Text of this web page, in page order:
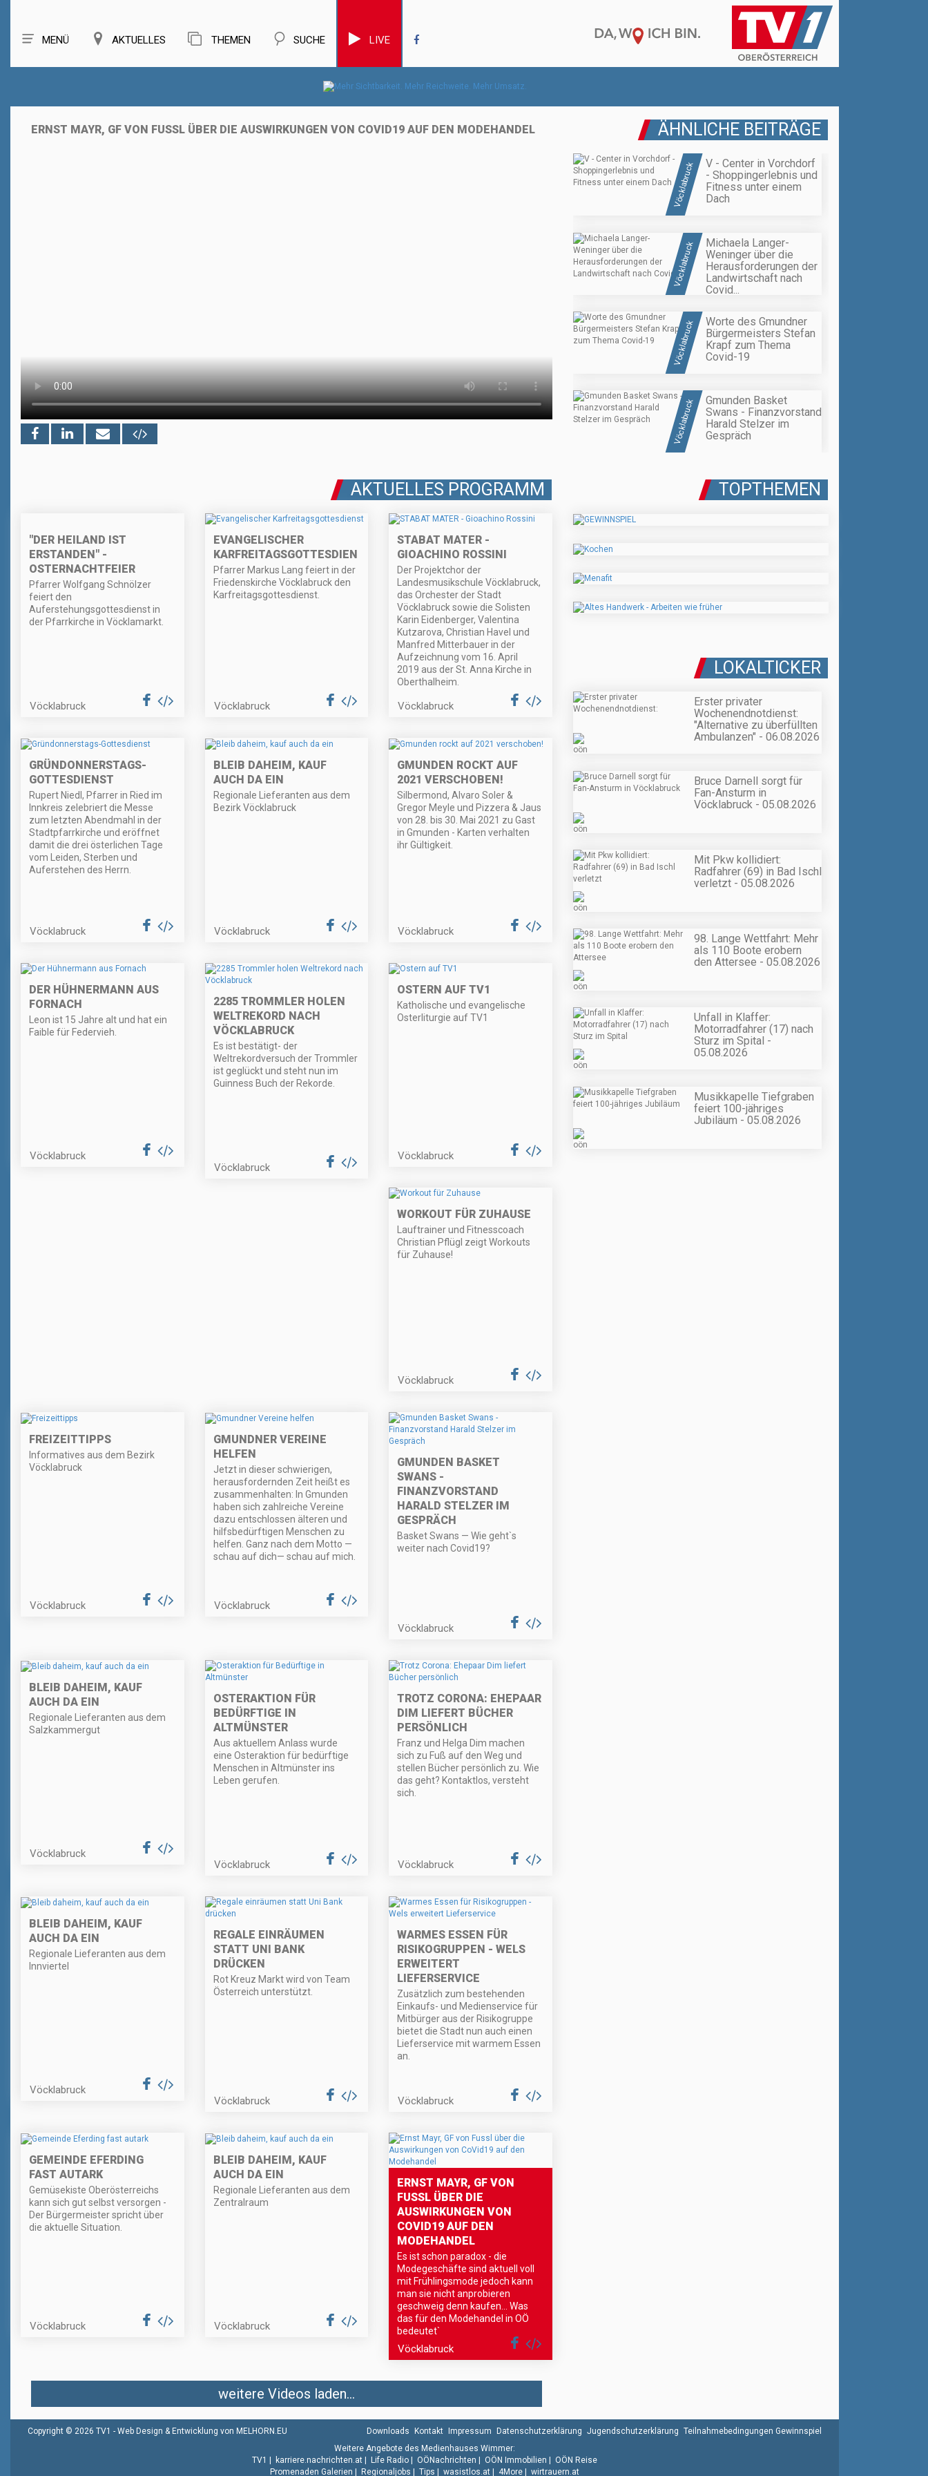
MENÜ AKTUELLES THEMEN SUCHE LIVE
ERNST MAYR, GF VON FUSSL ÜBER DIE AUSWIRKUNGEN VON COVID19 AUF DEN MODEHANDEL ÄHNLICHE BEITRÄGE
Vöcklabruck
V - Center in Vorchdorf
- Shoppingerlebnis und
Fitness unter einem
Dach
Vöcklabruck
Michaela Langer-
Weninger über die
Herausforderungen der
Landwirtschaft nach
Covid...
Vöcklabruck
Worte des Gmundner
Bürgermeisters Stefan
Krapf zum Thema
Covid-19
Vöcklabruck
Gmunden Basket
Swans - Finanzvorstand
Harald Stelzer im
Gespräch
AKTUELLES PROGRAMM
"DER HEILAND IST
ERSTANDEN" -
OSTERNACHTFEIER
Pfarrer Wolfgang Schnölzer
feiert den
Auferstehungsgottesdienst in
der Pfarrkirche in Vöcklamarkt.
Vöcklabruck
EVANGELISCHER
KARFREITAGSGOTTESDIENST
Pfarrer Markus Lang feiert in der
Friedenskirche Vöcklabruck den
Karfreitagsgottesdienst.
Vöcklabruck
STABAT MATER -
GIOACHINO ROSSINI
Der Projektchor der
Landesmusikschule Vöcklabruck,
das Orchester der Stadt
Vöcklabruck sowie die Solisten
Karin Eidenberger, Valentina
Kutzarova, Christian Havel und
Manfred Mitterbauer in der
Aufzeichnung vom 16. April
2019 aus der St. Anna Kirche in
Oberthalheim.
Vöcklabruck
GRÜNDONNERSTAGS-
GOTTESDIENST
Rupert Niedl, Pfarrer in Ried im
Innkreis zelebriert die Messe
zum letzten Abendmahl in der
Stadtpfarrkirche und eröffnet
damit die drei österlichen Tage
vom Leiden, Sterben und
Auferstehen des Herrn.
Vöcklabruck
BLEIB DAHEIM, KAUF
AUCH DA EIN
Regionale Lieferanten aus dem
Bezirk Vöcklabruck
Vöcklabruck
GMUNDEN ROCKT AUF
2021 VERSCHOBEN!
Silbermond, Alvaro Soler &
Gregor Meyle und Pizzera & Jaus
von 28. bis 30. Mai 2021 zu Gast
in Gmunden - Karten verhalten
ihr Gültigkeit.
Vöcklabruck
DER HÜHNERMANN AUS
FORNACH
Leon ist 15 Jahre alt und hat ein
Faible für Federvieh.
Vöcklabruck
2285 TROMMLER HOLEN
WELTREKORD NACH
VÖCKLABRUCK
Es ist bestätigt- der
Weltrekordversuch der Trommler
ist geglückt und steht nun im
Guinness Buch der Rekorde.
Vöcklabruck
OSTERN AUF TV1
Katholische und evangelische
Osterliturgie auf TV1
Vöcklabruck
WORKOUT FÜR ZUHAUSE
Lauftrainer und Fitnesscoach
Christian Pflügl zeigt Workouts
für Zuhause!
Vöcklabruck
FREIZEITTIPPS
Informatives aus dem Bezirk
Vöcklabruck
Vöcklabruck
GMUNDNER VEREINE
HELFEN
Jetzt in dieser schwierigen,
herausfordernden Zeit heißt es
zusammenhalten: In Gmunden
haben sich zahlreiche Vereine
dazu entschlossen älteren und
hilfsbedürftigen Menschen zu
helfen. Ganz nach dem Motto —
schau auf dich— schau auf mich.
Vöcklabruck
GMUNDEN BASKET
SWANS -
FINANZVORSTAND
HARALD STELZER IM
GESPRÄCH
Basket Swans — Wie geht`s
weiter nach Covid19?
Vöcklabruck
BLEIB DAHEIM, KAUF
AUCH DA EIN
Regionale Lieferanten aus dem
Salzkammergut
Vöcklabruck
OSTERAKTION FÜR
BEDÜRFTIGE IN
ALTMÜNSTER
Aus aktuellem Anlass wurde
eine Osteraktion für bedürftige
Menschen in Altmünster ins
Leben gerufen.
Vöcklabruck
TROTZ CORONA: EHEPAAR
DIM LIEFERT BÜCHER
PERSÖNLICH
Franz und Helga Dim machen
sich zu Fuß auf den Weg und
stellen Bücher persönlich zu. Wie
das geht? Kontaktlos, versteht
sich.
Vöcklabruck
BLEIB DAHEIM, KAUF
AUCH DA EIN
Regionale Lieferanten aus dem
Innviertel
Vöcklabruck
REGALE EINRÄUMEN
STATT UNI BANK
DRÜCKEN
Rot Kreuz Markt wird von Team
Österreich unterstützt.
Vöcklabruck
WARMES ESSEN FÜR
RISIKOGRUPPEN - WELS
ERWEITERT
LIEFERSERVICE
Zusätzlich zum bestehenden
Einkaufs- und Medienservice für
Mitbürger aus der Risikogruppe
bietet die Stadt nun auch einen
Lieferservice mit warmem Essen
an.
Vöcklabruck
GEMEINDE EFERDING
FAST AUTARK
Gemüsekiste Oberösterreichs
kann sich gut selbst versorgen -
Der Bürgermeister spricht über
die aktuelle Situation.
Vöcklabruck
BLEIB DAHEIM, KAUF
AUCH DA EIN
Regionale Lieferanten aus dem
Zentralraum
Vöcklabruck
ERNST MAYR, GF VON
FUSSL ÜBER DIE
AUSWIRKUNGEN VON
COVID19 AUF DEN
MODEHANDEL
Es ist schon paradox - die
Modegeschäfte sind aktuell voll
mit Frühlingsmode jedoch kann
man sie nicht anprobieren
geschweig denn kaufen... Was
das für den Modehandel in OÖ
bedeutet`
Vöcklabruck
weitere Videos laden...
TOPTHEMEN
LOKALTICKER
Erster privater
Wochenendnotdienst:
"Alternative zu überfüllten
Ambulanzen" - 06.08.2026
Bruce Darnell sorgt für
Fan-Ansturm in
Vöcklabruck - 05.08.2026
Mit Pkw kollidiert:
Radfahrer (69) in Bad Ischl
verletzt - 05.08.2026
98. Lange Wettfahrt: Mehr
als 110 Boote erobern
den Attersee - 05.08.2026
Unfall in Klaffer:
Motorradfahrer (17) nach
Sturz im Spital -
05.08.2026
Musikkapelle Tiefgraben
feiert 100-jähriges
Jubiläum - 05.08.2026
Copyright © 2026 TV1 - Web Design & Entwicklung von MELHORN.EU Downloads Kontakt Impressum Datenschutzerklärung Jugendschutzerklärung Teilnahmebedingungen Gewinnspiel
Weitere Angebote des Medienhauses Wimmer:
TV1
karriere.nachrichten.at Life Radio OÖNachrichten OÖN Immobilien
OÖN Reise
Promenaden Galerien
Regionaljobs Tips wasistlos.at 4More wirtrauern.at